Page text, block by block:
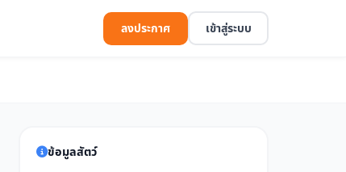
ลงประกาศ เข้าสู่ระบบ
ข้อมูลสัตว์